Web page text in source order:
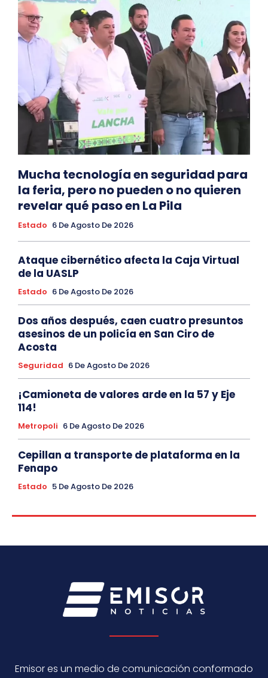
Mucha tecnología en seguridad para
la feria, pero no pueden o no quieren
revelar qué paso en La Pila
Estado 6 De Agosto De 2026
Ataque cibernético afecta la Caja Virtual
de la UASLP
Estado 6 De Agosto De 2026
Dos años después, caen cuatro presuntos
asesinos de un policía en San Ciro de
Acosta
Seguridad 6 De Agosto De 2026
¡Camioneta de valores arde en la 57 y Eje
114!
Metropoli 6 De Agosto De 2026
Cepillan a transporte de plataforma en la
Fenapo
Estado 5 De Agosto De 2026
Emisor es un medio de comunicación conformado